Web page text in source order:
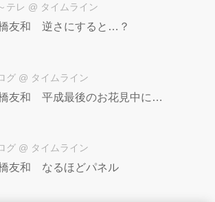
テレ @ タイムライン
友和 逆さにすると…？
グ @ タイムライン
友和 平成最後のお花見中に…
グ @ タイムライン
友和 なるほどパネル